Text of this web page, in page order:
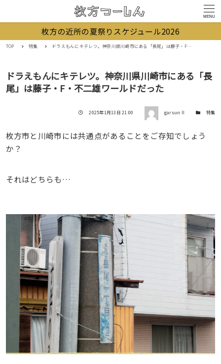
MENU
枚方の近所の夏祭りスケジュール2026
TOP 特集 ドラえもんにキテレツ。神奈川県川崎市にある「長尾」は藤子・F・不二雄ワールドだった
ドラえもんにキテレツ。神奈川県川崎市にある「長
尾」は藤子・F・不二雄ワールドだった
投稿日
2025年1月13日 21:00 著者 garsun II カテゴリー
特集
枚方市と川崎市には共通点があることをご存知でしょう
か？
それはどちらも…